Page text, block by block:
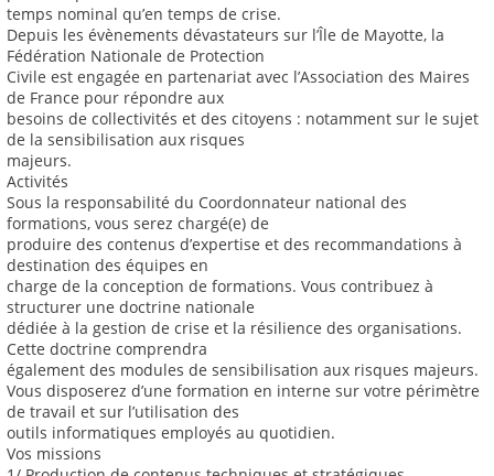
temps nominal qu’en temps de crise.
Depuis les évènements dévastateurs sur l’Île de Mayotte, la
Fédération Nationale de Protection
Civile est engagée en partenariat avec l’Association des Maires
de France pour répondre aux
besoins de collectivités et des citoyens : notamment sur le sujet
de la sensibilisation aux risques
majeurs.
Activités
Sous la responsabilité du Coordonnateur national des
formations, vous serez chargé(e) de
produire des contenus d’expertise et des recommandations à
destination des équipes en
charge de la conception de formations. Vous contribuez à
structurer une doctrine nationale
dédiée à la gestion de crise et la résilience des organisations.
Cette doctrine comprendra
également des modules de sensibilisation aux risques majeurs.
Vous disposerez d’une formation en interne sur votre périmètre
de travail et sur l’utilisation des
outils informatiques employés au quotidien.
Vos missions